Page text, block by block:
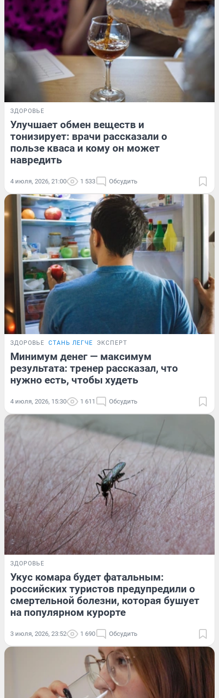
ЗДОРОВЬЕ
Улучшает обмен веществ и
тонизирует: врачи рассказали о
пользе кваса и кому он может
навредить
4 июля, 2026, 21:00 1 533 Обсудить
ЗДОРОВЬЕ СТАНЬ ЛЕГЧЕ ЭКСПЕРТ
Минимум денег — максимум
результата: тренер рассказал, что
нужно есть, чтобы худеть
4 июля, 2026, 15:30 1 611 Обсудить
ЗДОРОВЬЕ
Укус комара будет фатальным:
российских туристов предупредили о
смертельной болезни, которая бушует
на популярном курорте
3 июля, 2026, 23:52 1 690 Обсудить